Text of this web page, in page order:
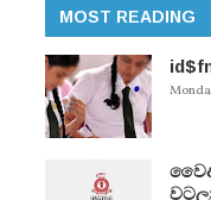
MOST READING